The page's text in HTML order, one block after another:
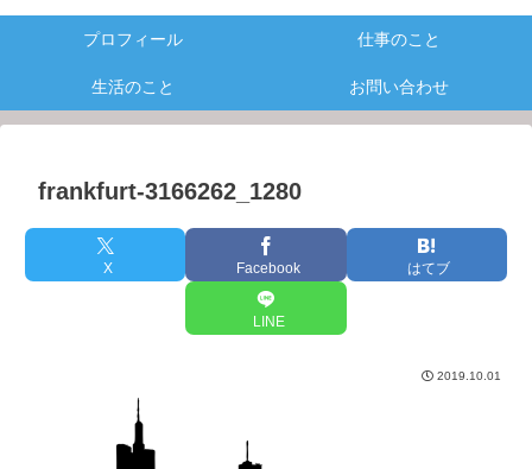
プロフィール 仕事のこと
生活のこと お問い合わせ
frankfurt-3166262_1280
X Facebook はてブ
LINE
2019.10.01